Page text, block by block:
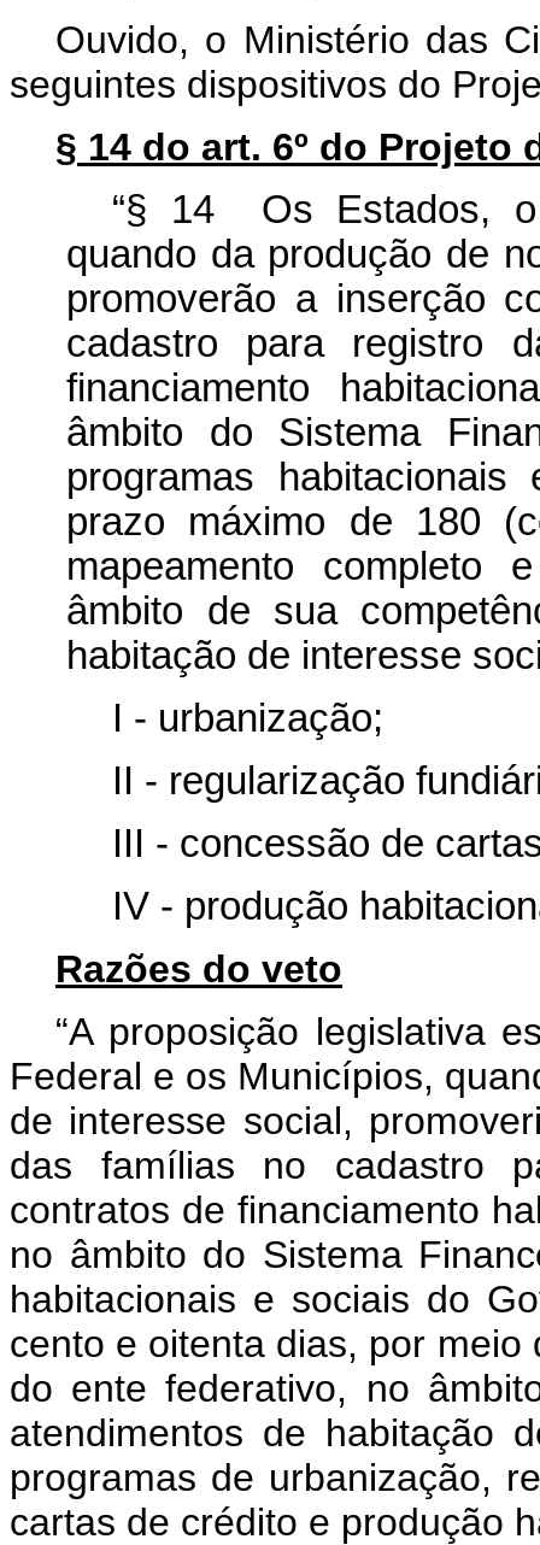
Ouvido, o Ministério das
seguintes dispositivos do
§ 14 do art. 6º do Projeto
“§ 14 Os Estados, o
quando da produção de
promoverão a inserção
cadastro para registro
financiamento
âmbito do Sistema
programas
prazo máximo de 180
mapeamento completo
âmbito de sua
habitação de interesse
I - urbanização;
II - regularização
III - concessão de
IV - produção
Razões do veto
“A proposição legislativa
Federal e os Municípios,
de interesse social,
das famílias no cadastro
contratos de financiamento
no âmbito do Sistema
habitacionais e sociais do
cento e oitenta dias, por
do ente federativo, no
atendimentos de habitação
programas de urbanização,
cartas de crédito e produção